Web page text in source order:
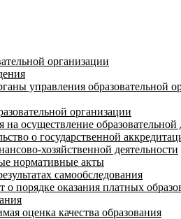
организации
управления образовательной
организации
на осуществление
о государственной
хозяйственной деятельности
нормативные акты
самообследования
о порядке оказания платных
оценка качества образования